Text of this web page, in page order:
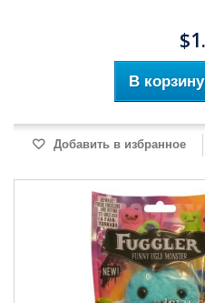
В корзину
Добавить в избранное